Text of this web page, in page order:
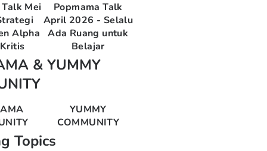
Mei
Alpha
Popmama Talk
April 2026 - Selalu
Ada Ruang untuk
Belajar
& YUMMY
YUMMY
COMMUNITY
Topics